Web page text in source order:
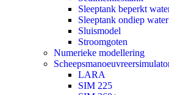
Sleeptank beperkt
Sleeptank ondiep
Sluismodel
Stroomgoten
Numerieke modellering
LARA
SIM 225